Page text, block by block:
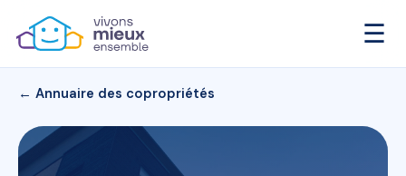
☰
← Annuaire des copropriétés